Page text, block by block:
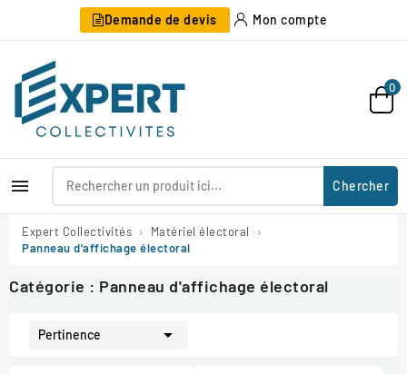
Demande de devis Mon compte
0
 Chercher
Expert Collectivités
Matériel électoral
Panneau d'affichage électoral
Catégorie : Panneau d'affichage électoral
Pertinence 